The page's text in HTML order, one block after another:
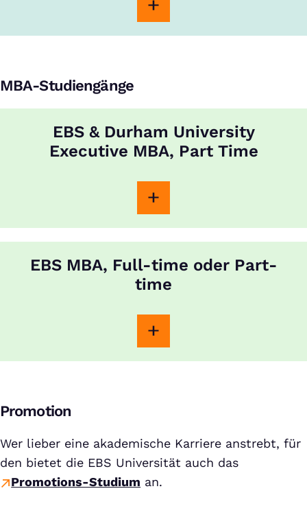
MBA-Studiengänge
EBS & Durham University
Executive MBA, Part Time
EBS MBA, Full-time oder Part-
time
Promotion
Wer lieber eine akademische Karriere anstrebt, für
den bietet die EBS Universität auch das
Promotions-Studium an.